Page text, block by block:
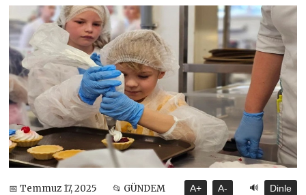
📅 Temmuz 17, 2025 📂 GÜNDEM A+ A- 🔊 Dinle